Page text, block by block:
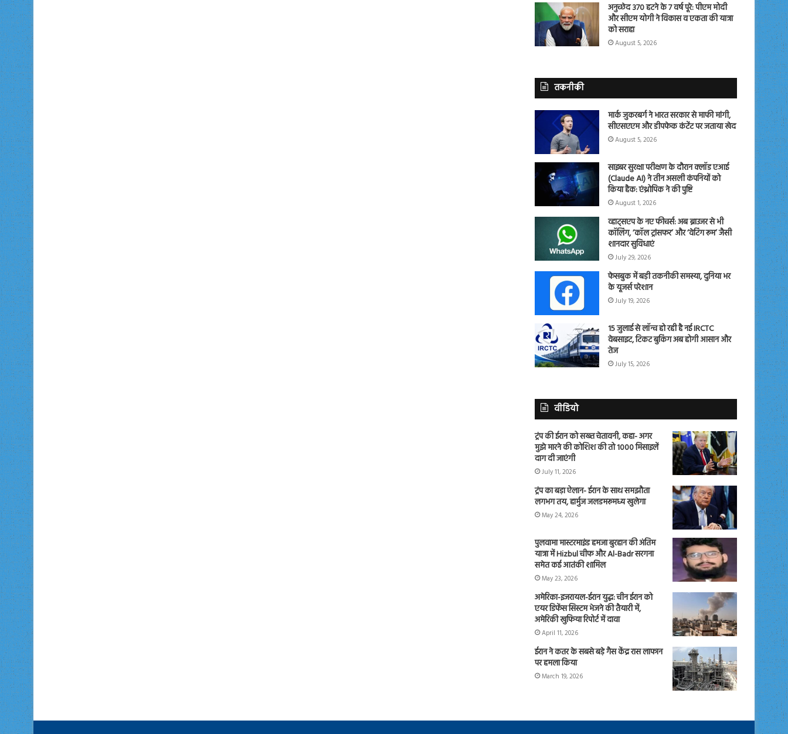
अनुच्छेद 370 हटने के 7 वर्ष पूरे: पीएम मोदी
और सीएम योगी ने विकास व एकता की यात्रा
को सराहा
August 5, 2026
तकनीकी
मार्क जुकरबर्ग ने भारत सरकार से माफी मांगी,
सीएसएएम और डीपफेक कंटेंट पर जताया खेद
August 5, 2026
साइबर सुरक्षा परीक्षण के दौरान क्लॉड एआई
(Claude AI) ने तीन असली कंपनियों को
किया हैक: एंथ्रोपिक ने की पुष्टि
August 1, 2026
व्हाट्सएप के नए फीचर्स: अब ब्राउजर से भी
कॉलिंग, ‘कॉल ट्रांसफर’ और ‘वेटिंग रूम’ जैसी
शानदार सुविधाएं
July 29, 2026
फेसबुक में बड़ी तकनीकी समस्या, दुनिया भर
के यूजर्स परेशान
July 19, 2026
15 जुलाई से लॉन्च हो रही है नई IRCTC
वेबसाइट, टिकट बुकिंग अब होगी आसान और
तेज
July 15, 2026
वीडियो
ट्रंप की ईरान को सख्त चेतावनी, कहा- अगर
मुझे मारने की कोशिश की तो 1000 मिसाइलें
दाग दी जाएंगी
July 11, 2026
ट्रंप का बड़ा ऐलान- ईरान के साथ समझौता
लगभग तय, हार्मुज जलडमरूमध्य खुलेगा
May 24, 2026
पुलवामा मास्टरमाइंड हमजा बुरहान की अंतिम
यात्रा में Hizbul चीफ और Al-Badr सरगना
समेत कई आतंकी शामिल
May 23, 2026
अमेरिका-इजरायल-ईरान युद्ध: चीन ईरान को
एयर डिफेंस सिस्टम भेजने की तैयारी में,
अमेरिकी खुफिया रिपोर्ट में दावा
April 11, 2026
ईरान ने कतर के सबसे बड़े गैस केंद्र रास लाफान
पर हमला किया
March 19, 2026